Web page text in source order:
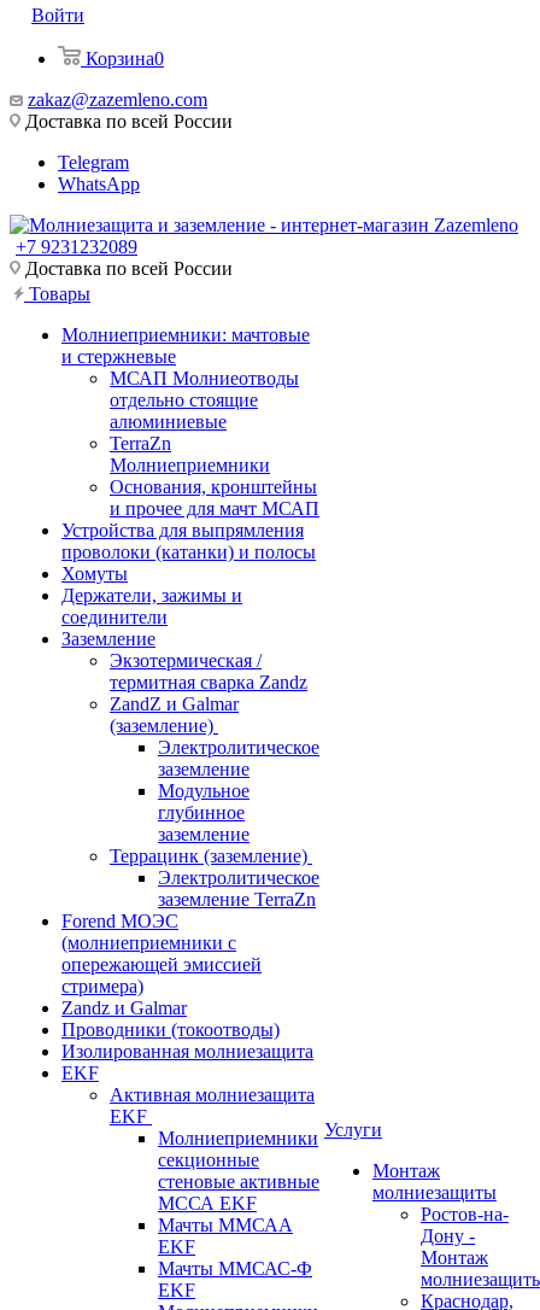
Войти
Корзина0
zakaz@zazemleno.com
Доставка по всей России
Telegram
WhatsApp
+7 9231232089
Доставка по всей России
Товары
Молниеприемники: мачтовые
и стержневые
МСАП Молниеотводы
отдельно стоящие
алюминиевые
TerraZn
Молниеприемники
Основания, кронштейны
и прочее для мачт МСАП
Устройства для выпрямления
проволоки (катанки) и полосы
Хомуты
Держатели, зажимы и
соединители
Заземление
Экзотермическая /
термитная сварка Zandz
ZandZ и Galmar
(заземление)
Электролитическое
заземление
Модульное
глубинное
заземление
Террацинк (заземление)
Электролитическое
заземление TerraZn
Forend МОЭС
(молниеприемники с
опережающей эмиссией
стримера)
Zandz и Galmar
Проводники (токоотводы)
Изолированная молниезащита
EKF
Активная молниезащита
EKF
Молниеприемники
секционные
стеновые активные
МССА EKF
Мачты ММСАА
EKF
Мачты ММСАС-Ф
EKF
Услуги
Монтаж
молниезащиты
Ростов-на-
Дону -
Монтаж
Краснодар,